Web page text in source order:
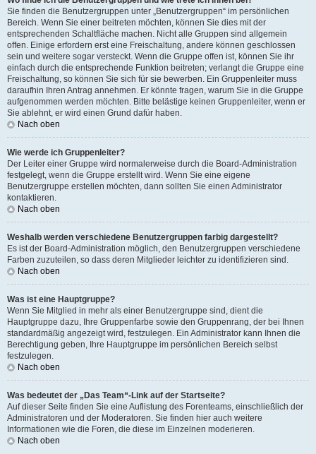
Sie finden die Benutzergruppen unter „Benutzergruppen“ im persönlichen
Bereich. Wenn Sie einer beitreten möchten, können Sie dies mit der
entsprechenden Schaltfläche machen. Nicht alle Gruppen sind allgemein
offen. Einige erfordern erst eine Freischaltung, andere können geschlossen
sein und weitere sogar versteckt. Wenn die Gruppe offen ist, können Sie ihr
einfach durch die entsprechende Funktion beitreten; verlangt die Gruppe eine
Freischaltung, so können Sie sich für sie bewerben. Ein Gruppenleiter muss
daraufhin Ihren Antrag annehmen. Er könnte fragen, warum Sie in die Gruppe
aufgenommen werden möchten. Bitte belästige keinen Gruppenleiter, wenn er
Sie ablehnt, er wird einen Grund dafür haben.
Nach oben
Wie werde ich Gruppenleiter?
Der Leiter einer Gruppe wird normalerweise durch die Board-Administration
festgelegt, wenn die Gruppe erstellt wird. Wenn Sie eine eigene
Benutzergruppe erstellen möchten, dann sollten Sie einen Administrator
kontaktieren.
Nach oben
Weshalb werden verschiedene Benutzergruppen farbig dargestellt?
Es ist der Board-Administration möglich, den Benutzergruppen verschiedene
Farben zuzuteilen, so dass deren Mitglieder leichter zu identifizieren sind.
Nach oben
Was ist eine Hauptgruppe?
Wenn Sie Mitglied in mehr als einer Benutzergruppe sind, dient die
Hauptgruppe dazu, Ihre Gruppenfarbe sowie den Gruppenrang, der bei Ihnen
standardmäßig angezeigt wird, festzulegen. Ein Administrator kann Ihnen die
Berechtigung geben, Ihre Hauptgruppe im persönlichen Bereich selbst
festzulegen.
Nach oben
Was bedeutet der „Das Team“-Link auf der Startseite?
Auf dieser Seite finden Sie eine Auflistung des Forenteams, einschließlich der
Administratoren und der Moderatoren. Sie finden hier auch weitere
Informationen wie die Foren, die diese im Einzelnen moderieren.
Nach oben